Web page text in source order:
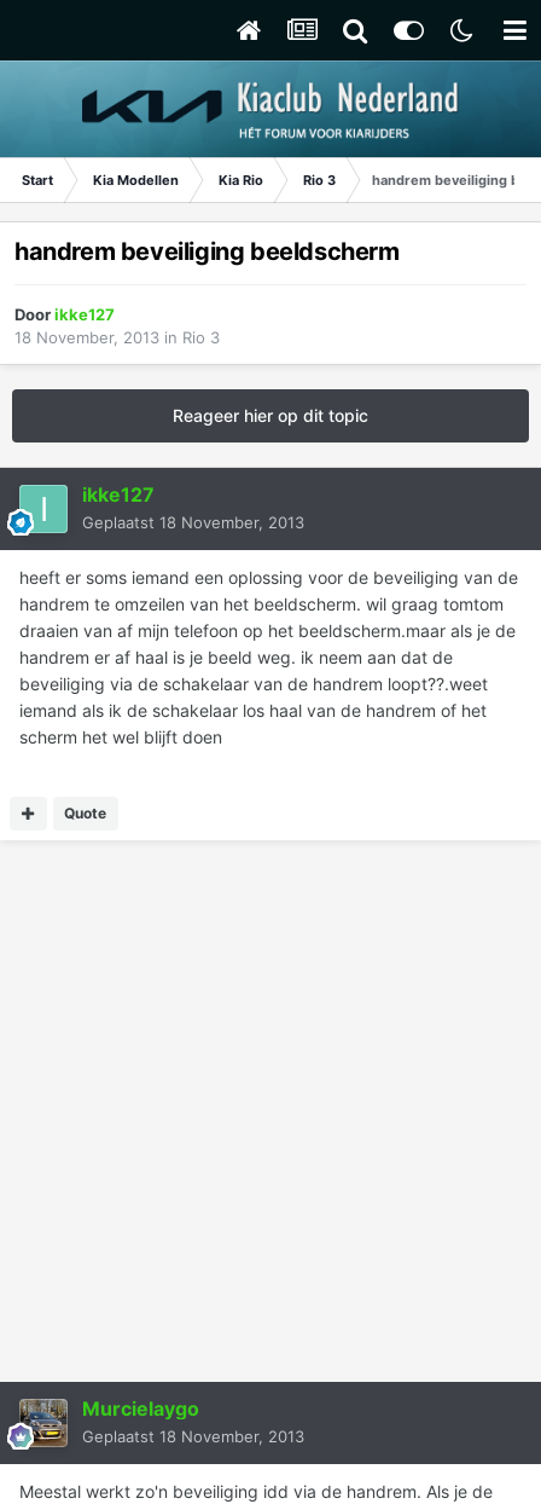
Start Kia Modellen Kia Rio Rio 3 handrem beveiliging
handrem beveiliging beeldscherm
Doorikke127
18 November, 2013 in Rio 3
Reageer hier op dit topic
ikke127
Geplaatst 18 November, 2013
heeft er soms iemand een oplossing voor de beveiliging van de
handrem te omzeilen van het beeldscherm. wil graag tomtom
draaien van af mijn telefoon op het beeldscherm.maar als je de
handrem er af haal is je beeld weg. ik neem aan dat de
beveiliging via de schakelaar van de handrem loopt??.weet
iemand als ik de schakelaar los haal van de handrem of het
scherm het wel blijft doen
Quote
Murcielaygo
Geplaatst 18 November, 2013
Meestal werkt zo'n beveiliging idd via de handrem. Als je de